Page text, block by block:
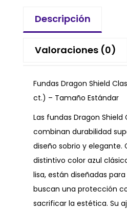
Descripción
Valoraciones (0)
Fundas Dragon Shield
ct.) – Tamaño Estándar
Las fundas Dragon Shield
combinan durabilidad
diseño sobrio y elegante.
distintivo color azul
lisa, están diseñadas
buscan una protección
sacrificar la estética. Su